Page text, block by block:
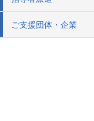
ご支援団体・企業